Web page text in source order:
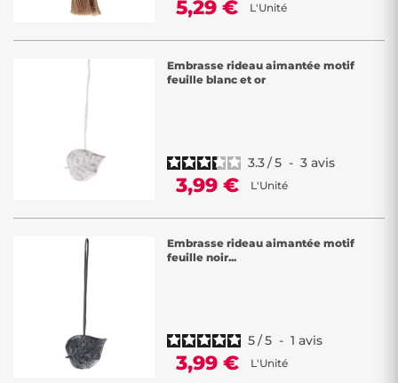
5,29 € L'Unité
Embrasse rideau aimantée motif
feuille blanc et or
3.3/5 - 3 avis
3,99 € L'Unité
Embrasse rideau aimantée motif
feuille noir...
5/5 - 1 avis
3,99 € L'Unité